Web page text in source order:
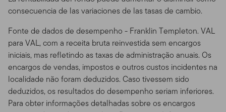
consecuencia de las variaciones de las tasas de cambio.
Fonte de dados de desempenho - Franklin Templeton. VAL
para VAL, com a receita bruta reinvestida sem encargos
iniciais, mas refletindo as taxas de administração anuais. Os
encargos de vendas, impostos e outros custos incidentes na
localidade não foram deduzidos. Caso tivessem sido
deduzidos, os resultados do desempenho seriam inferiores.
Para obter informações detalhadas sobre os encargos
Franklin Templeton, e que morem fora dos Estados
Unidos. Também dirigido a investidores dos produtos
Franklin Templeton que residam fora dos EUA. Se você
escolher acessar esse site de lugares de dentro dos
Estados Unidos, o faz por seu próprio risco e iniciativa, e
é responsável pelo cumprimento de todas as leis
aplicáveis.
Sua Conta de Acesso Online.Se você mantiver uma
conta de acesso através de nosso Site, é responsável